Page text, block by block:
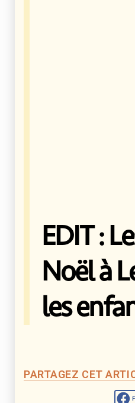
EDIT :
Noël à
les
PARTAGEZ CET